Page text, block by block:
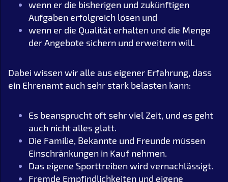
wenn er die bisherigen und zukünftigen
Aufgaben erfolgreich lösen und
wenn er die Qualität erhalten und die Menge
der Angebote sichern und erweitern will.
Dabei wissen wir alle aus eigener Erfahrung, dass
ein Ehrenamt auch sehr stark belasten kann:
Es beansprucht oft sehr viel Zeit, und es geht
auch nicht alles glatt.
Die Familie, Bekannte und Freunde müssen
Einschränkungen in Kauf nehmen.
Das eigene Sporttreiben wird vernachlässigt.
Fremde Empfindlichkeiten und eigene